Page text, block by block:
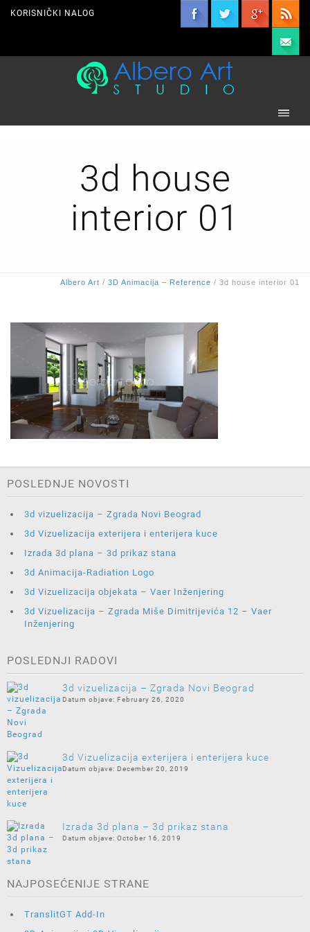
KORISNIČKI NALOG
3d house
interior 01
Albero Art / 3D Animacija – Reference / 3d house interior 01
POSLEDNJE NOVOSTI
3d vizuelizacija – Zgrada Novi Beograd
3d Vizuelizacija exterijera i enterijera kuce
Izrada 3d plana – 3d prikaz stana
3d Animacija-Radiation Logo
3d Vizuelizacija objekata – Vaer Inženjering
3d Vizuelizacija – Zgrada Miše Dimitrijevića 12 – Vaer
Inženjering
POSLEDNJI RADOVI
3d vizuelizacija – Zgrada Novi Beograd
February 26, 2020
3d Vizuelizacija exterijera i enterijera kuce
December 20, 2019
Izrada 3d plana – 3d prikaz stana
October 16, 2019
NAJPOSEĆENIJE STRANE
TranslitGT Add-In